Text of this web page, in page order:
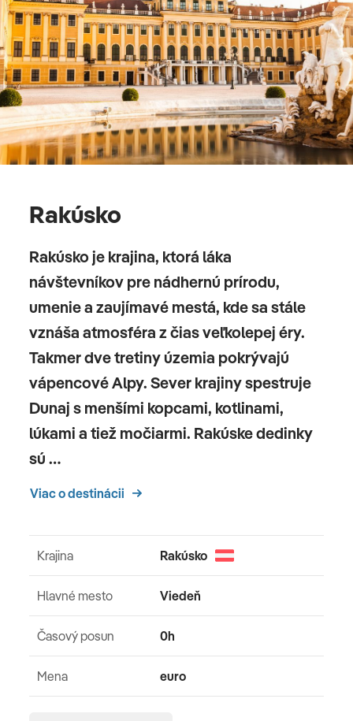
Rakúsko
Rakúsko je krajina, ktorá láka
návštevníkov pre nádhernú prírodu,
umenie a zaujímavé mestá, kde sa stále
vznáša atmosféra z čias veľkolepej éry.
Takmer dve tretiny územia pokrývajú
vápencové Alpy. Sever krajiny spestruje
Dunaj s menšími kopcami, kotlinami,
lúkami a tiež močiarmi. Rakúske dedinky
sú …
Viac o destinácii
Krajina Rakúsko
Hlavné mesto Viedeň
Časový posun 0h
Mena euro